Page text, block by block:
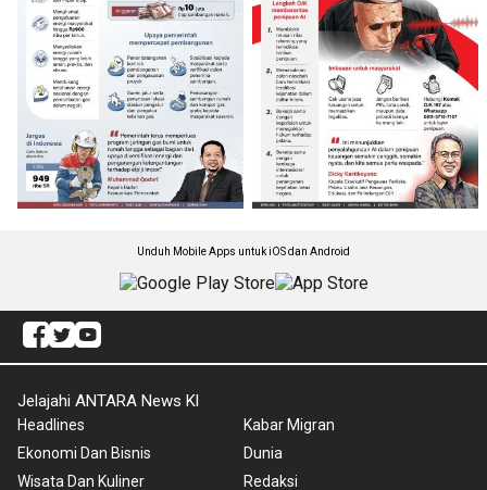
Unduh Mobile Apps untuk iOS dan Android
Jelajahi ANTARA News Kl
Headlines
Ekonomi Dan Bisnis
Wisata Dan Kuliner
Kabar Migran
Dunia
Redaksi